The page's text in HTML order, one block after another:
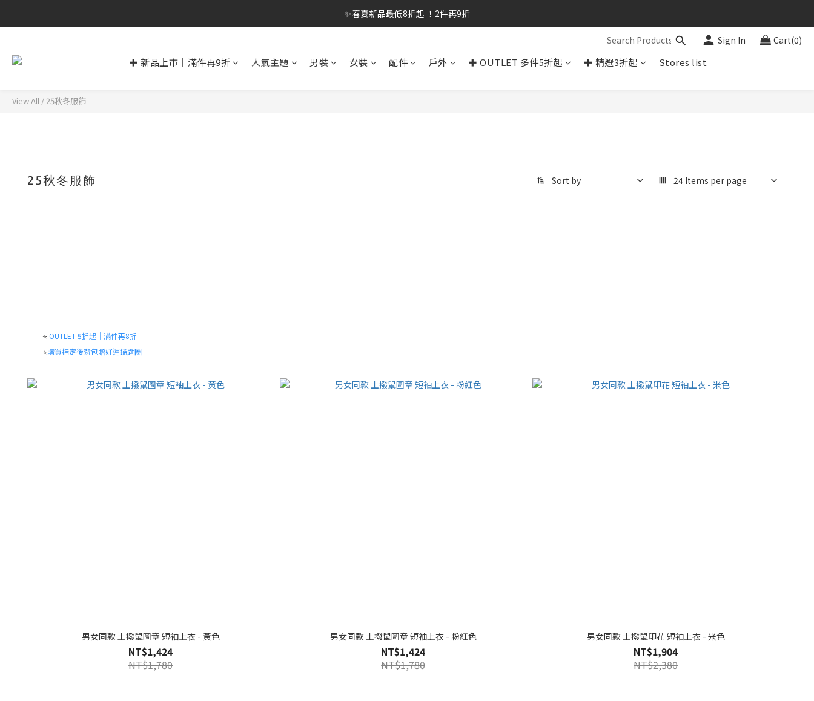
✨春夏新品最低8折起 ！2件再9折
✨春夏新品最低8折起 ！2件再9折
✨購買指定後背包送好運鑰匙圈 (贈完為止)
Sign In Cart(0)
✚ 新品上市｜滿件再9折 人氣主題 男裝 女裝 配件 戶外 ✚ OUTLET 多件5折起 ✚ 精選3折起 Stores list
View All /25秋冬服飾
25秋冬服飾 Sort by 24 Items per page
⭐OUTLET 5折起｜滿件再8折
⭐購買指定後背包贈好運鑰匙圈
男女同款 土撥鼠圖章 短袖上衣 - 黃色
NT$1,424
NT$1,780
男女同款 土撥鼠圖章 短袖上衣 - 粉紅色
NT$1,424
NT$1,780
男女同款 土撥鼠印花 短袖上衣 - 米色
NT$1,904
NT$2,380